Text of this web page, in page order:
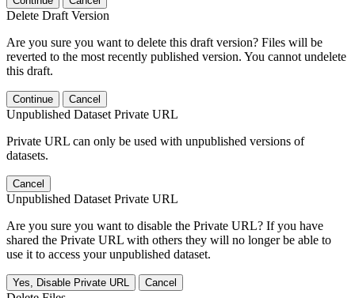
Delete Draft Version
Are you sure you want to delete this draft version? Files will be
reverted to the most recently published version. You cannot undelete
this draft.
Continue Cancel
Unpublished Dataset Private URL
Private URL can only be used with unpublished versions of
datasets.
Cancel
Unpublished Dataset Private URL
Are you sure you want to disable the Private URL? If you have
shared the Private URL with others they will no longer be able to
use it to access your unpublished dataset.
Yes, Disable Private URL Cancel